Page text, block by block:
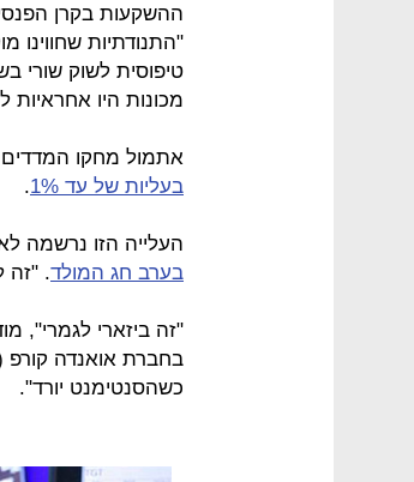
"התנודתיות שחווינו
טיפוסית לשוק שורי
מכונות היו אחראיות
אתמול מחקו המדדים המובילים
בעליות של עד 1%
.
העלייה הזו נרשמה
בערב חג המולד. "זה
"זה ביזארי לגמרי",
כשהסנטימנט יורד".